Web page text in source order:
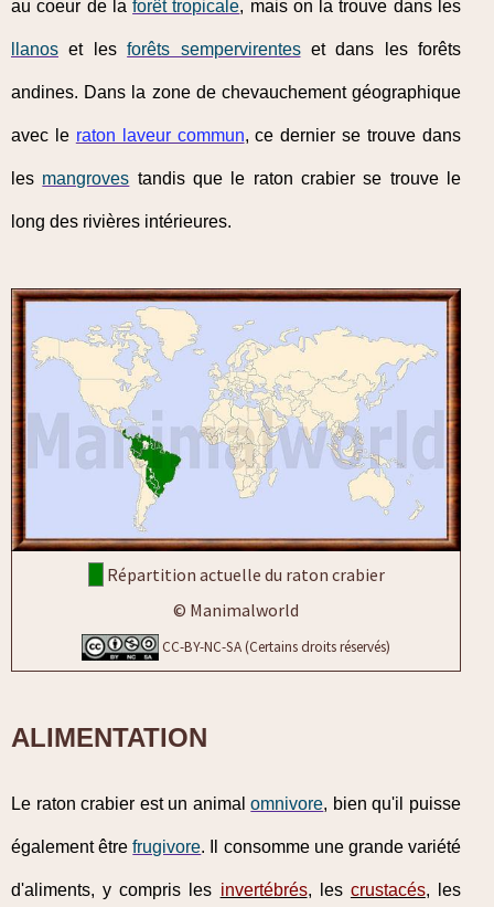
au coeur de laforêt tropicale, mais on la trouve dans les
llanos et lesforêts sempervirenteset dans les forêts
andines. Dans la zone de chevauchement géographique
avec le raton laveur commun, ce dernier se trouve dans
les mangroves tandis que le raton crabier se trouve le
long des rivières intérieures.
Répartition actuelle du raton crabier
© Manimalworld
CC-BY-NC-SA (Certains droits réservés)
ALIMENTATION
Le raton crabier est un animalomnivore, bien qu'il puisse
également êtrefrugivore. Il consomme une grande variété
d'aliments, y compris les invertébrés, les crustacés, les